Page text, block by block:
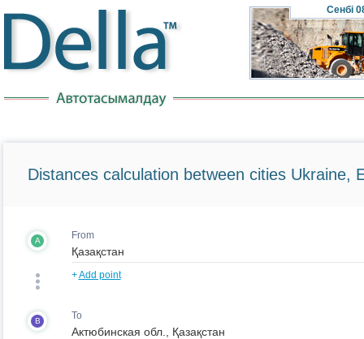
Сенбі
Distances calculation between cities Ukraine,
A From
+Add point
B To